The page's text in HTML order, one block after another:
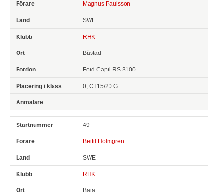
Magnus Paulsson
SWE
RHK
Båstad
Ford Capri RS 3100
0, CT15/20 G
49
Bertil Holmgren
SWE
RHK
Bara